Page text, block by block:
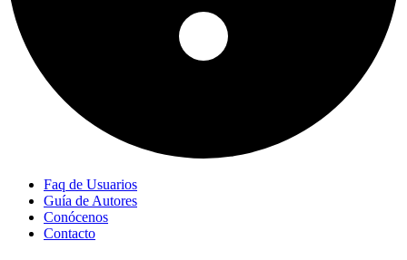
Faq de Usuarios
Guía de Autores
Conócenos
Contacto